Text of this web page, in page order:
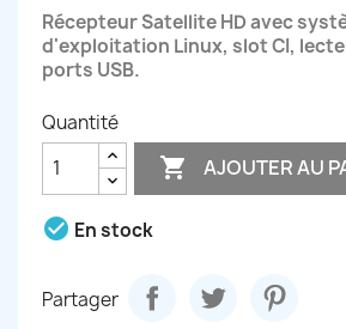
Récepteur Satellite HD avec
d'exploitation Linux, slot CI,
ports USB.
Quantité
 AJOUTER AU
check_circle En stock
Partager